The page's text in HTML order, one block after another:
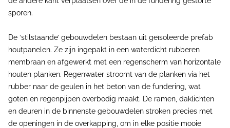
sporen.
De ‘stilstaande’ gebouwdelen bestaan uit geïsoleerde prefab
houtpanelen. Ze zijn ingepakt in een waterdicht rubberen
membraan en afgewerkt met een regenscherm van horizontale
houten planken. Regenwater stroomt van de planken via het
rubber naar de geulen in het beton van de fundering, wat
goten en regenpijpen overbodig maakt. De ramen, daklichten
en deuren in de binnenste gebouwdelen stroken precies met
de openingen in de overkapping, om in elke positie mooie